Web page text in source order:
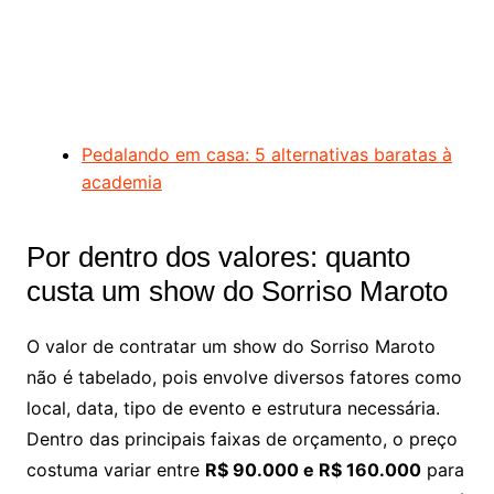
Pedalando em casa: 5 alternativas baratas à
academia
Por dentro dos valores: quanto
custa um show do Sorriso Maroto
O valor de contratar um show do Sorriso Maroto
não é tabelado, pois envolve diversos fatores como
local, data, tipo de evento e estrutura necessária.
Dentro das principais faixas de orçamento, o preço
costuma variar entre R$ 90.000 e R$ 160.000para